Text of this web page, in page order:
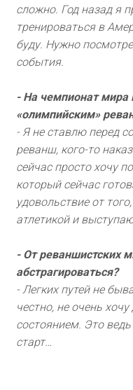
сложно. Год назад я
тренироваться в
буду. Нужно
события.
- На чемпионат мира
«олимпийским»
- Я не ставлю перед
реванш, кого-то
сейчас просто хочу
который сейчас
удовольствие от
атлетикой и
- От реваншистских
абстрагироваться?
- Легких путей не
честно, не очень
состоянием. Это
старт…